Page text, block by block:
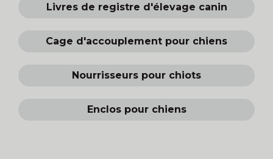
Livres de registre d'élevage canin
Cage d'accouplement pour chiens
Nourrisseurs pour chiots
Enclos pour chiens